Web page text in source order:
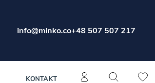
info@minko.co+48 507 507 217
KONTAKT